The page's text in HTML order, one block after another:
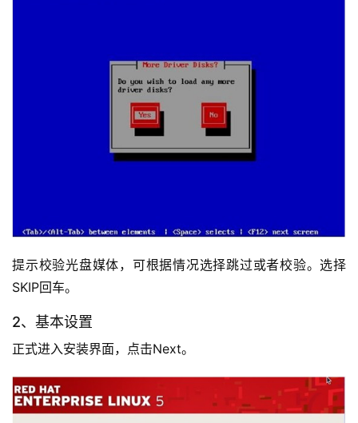
提示校验光盘媒体，可根据情况选择跳过或者校验。选择
SKIP回车。
2、基本设置
正式进入安装界面，点击Next。